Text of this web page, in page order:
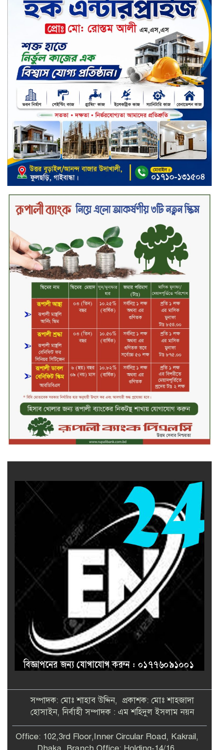
শান্তা পিনাকলে প্রিমিয়ার ব্যাংকের বোর্ড
সভা অনুষ্ঠিত
কাফরুলে মুক্তিযোদ্ধা কল্যাণ সমিতিতে
ইশতিয়াক আজিজ উলফাতের কোটি
টাকার দুর্নীতি, ফ্ল্যাট দখলের অপচেষ্টা ও
সন্ত্রাসী হামলা
ব্যাংকিং খাত স্থিতিশীল করতে ১৮ মাসের
পরিকল্পনা কেন্দ্রীয় ব্যাংকের
কারখানার উৎপাদন কার্যক্রম সম্পূর্ণ বন্ধ,
জানাল এস আলম কোল্ড রোলড স্টিলস
দীর্ঘস্থায়ী ৭,৫০০ এমএএইচ ব্যাটারি
এবং শক্তিশালী গরিলা গ্লাস ৭আই সুরক্ষা
নিয়ে শাওমি উন্মোচন করল নতুন রেডমি
২০২৫-২৬ অর্থবছরে এনবিআরের রাজস্ব
আদায় ৪.১৫ লাখ কোটি টাকা
সপ্তাহের তৃতীয় কার্যদিবসে লেনদেনের
শীর্ষে একমি পেস্টিসাইড
সপ্তাহের তৃতীয় কার্যদিবসে দরবৃদ্ধির
শীর্ষে সেন্ট্রাল ইন্সুরেন্স
সম্পাদক: মোঃ শাহাব উদ্দিন, প্রকাশক: মোঃ শাহজাদা
হোসাইন, নির্বাহী সম্পাদক : এম শহিদুল ইসলাম নয়ন
Office: 102,3rd Floor,Inner Circular Road, Kakrail,